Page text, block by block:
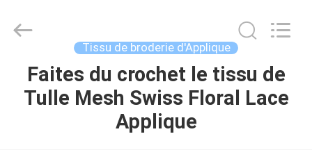
APERÇU
Textiles
Tissu de broderie d'Applique
Faites du crochet le tissu de
Tulle Mesh Swiss Floral Lace
Applique